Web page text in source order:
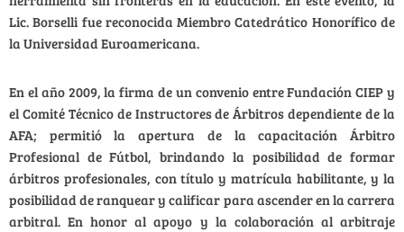
Lic. Borselli fue reconocida Miembro Catedrático Honorífico de
la Universidad Euroamericana.
En el año 2009, la firma de un convenio entre Fundación CIEP y
el Comité Técnico de Instructores de Árbitros dependiente de la
AFA; permitió la apertura de la capacitación Árbitro
Profesional de Fútbol, brindando la posibilidad de formar
árbitros profesionales, con título y matrícula habilitante, y la
posibilidad de ranquear y calificar para ascender en la carrera
arbitral. En honor al apoyo y la colaboración al arbitraje